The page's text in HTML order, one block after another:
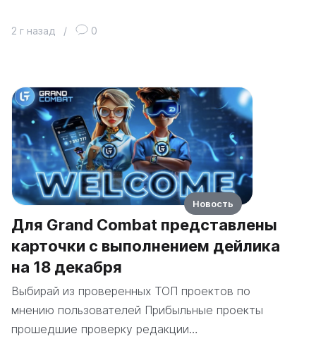
2 г назад / 0
Для Grand Combat представлены
карточки с выполнением дейлика
на 18 декабря
Выбирай из проверенных ТОП проектов по
мнению пользователей Прибыльные проекты
прошедшие проверку редакции…
Новость